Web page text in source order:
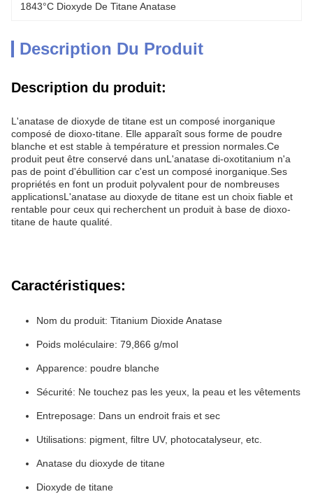
1843°C Dioxyde De Titane Anatase
Description Du Produit
Description du produit:
L'anatase de dioxyde de titane est un composé inorganique
composé de dioxo-titane. Elle apparaît sous forme de poudre
blanche et est stable à température et pression normales.Ce
produit peut être conservé dans unL'anatase di-oxotitanium n'a
pas de point d'ébullition car c'est un composé inorganique.Ses
propriétés en font un produit polyvalent pour de nombreuses
applicationsL'anatase au dioxyde de titane est un choix fiable et
rentable pour ceux qui recherchent un produit à base de dioxo-
titane de haute qualité.
Caractéristiques:
Nom du produit: Titanium Dioxide Anatase
Poids moléculaire: 79,866 g/mol
Apparence: poudre blanche
Sécurité: Ne touchez pas les yeux, la peau et les vêtements
Entreposage: Dans un endroit frais et sec
Utilisations: pigment, filtre UV, photocatalyseur, etc.
Anatase du dioxyde de titane
Dioxyde de titane